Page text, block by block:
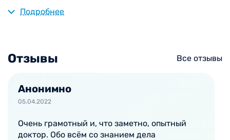
Опасность ревматологических заболеваний
прогрессирующему тяжелому течению и быстрому
откладывать визит к ревматологу при появлении
любого из вышеперечисленных признаков.
Наиболее распространенными
ревматологическими патологиями считаются:
Подробнее
Отзывы Все отзывы
Анонимно
05.04.2022
Очень грамотный и, что заметно, опытный
доктор. Обо всём со знанием дела